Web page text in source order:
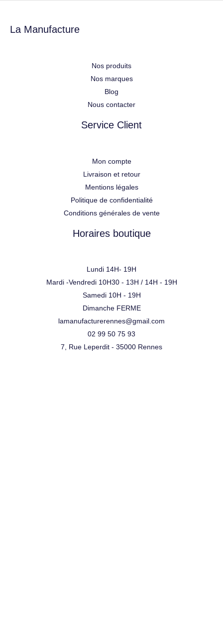
La Manufacture
Nos produits
Nos marques
Blog
Nous contacter
Service Client
Mon compte
Livraison et retour
Mentions légales
Politique de confidentialité
Conditions générales de vente
Horaires boutique
Lundi 14H- 19H
Mardi -Vendredi 10H30 - 13H / 14H - 19H
Samedi 10H - 19H
Dimanche FERME
lamanufacturerennes@gmail.com
02 99 50 75 93
7, Rue Leperdit - 35000 Rennes